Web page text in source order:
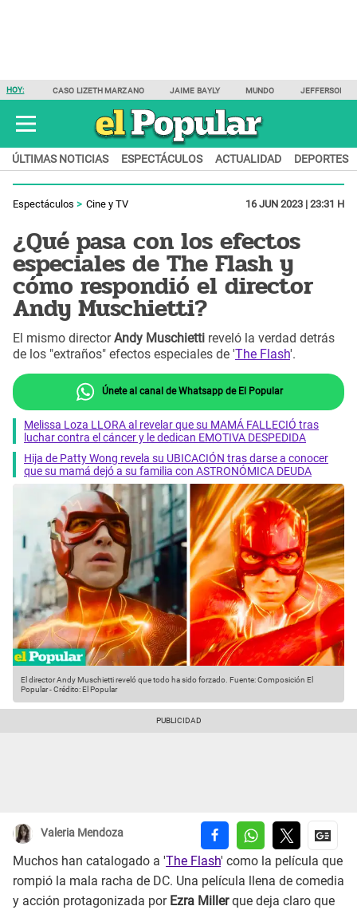
HOY: CASO LIZETH MARZANO JAIME BAYLY MUNDO JEFFERSON
ÚLTIMAS NOTICIAS ESPECTÁCULOS ACTUALIDAD DEPORTES
Espectáculos Cine y TV 16 JUN 2023 | 23:31 H
¿Qué pasa con los efectos
especiales de The Flash y
cómo respondió el director
Andy Muschietti?
El mismo directorAndy Muschietti reveló la verdad detrás
de los "extraños" efectos especiales de 'The Flash'.
Únete al canal de Whatsapp de El Popular
Melissa Loza LLORA al revelar que su MAMÁ FALLECIÓ tras
luchar contra el cáncer y le dedican EMOTIVA DESPEDIDA
Hija de Patty Wong revela su UBICACIÓN tras darse a conocer
que su mamá dejó a su familia con ASTRONÓMICA DEUDA
El director Andy Muschietti reveló que todo ha sido forzado. Fuente: Composición El
Popular-Crédito: El Popular
Valeria Mendoza
Muchos han catalogado a 'The Flash' como la película que
rompió la mala racha de DC. Una película llena de comedia
y acción protagonizada por Ezra Millerque deja claro que